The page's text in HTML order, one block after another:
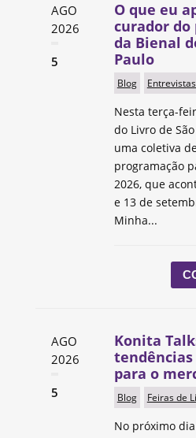
AGO
2026
5
O que eu
curador do
da Bienal
Paulo
Blog
Nesta terça-
do Livro de
uma coletiva
programação
2026, que
e 13 de
Minha...
AGO
2026
5
Konita
para o
Blog Feiras de
No próximo